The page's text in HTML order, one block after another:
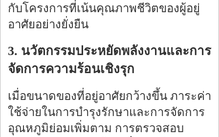
กับโครงการที่เน้นคุณภาพชีวิตของผู้อยู่
อาศัยอย่างยั่งยืน
3. นวัตกรรมประหยัดพลังงานและการ
จัดการความร้อนเชิงรุก
เมื่อขนาดของที่อยู่อาศัยกว้างขึ้น ภาระค่า
ใช้จ่ายในการบำรุงรักษาและการจัดการ
อุณหภูมิย่อมเพิ่มตาม การตรวจสอบ